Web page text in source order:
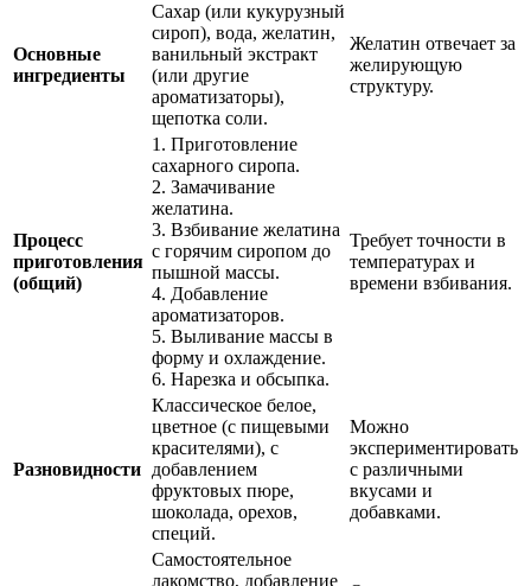
Основные
ингредиенты
Сахар (или кукурузный
сироп), вода, желатин,
ванильный экстракт
(или другие
ароматизаторы),
щепотка соли.
Желатин отвечает за
желирующую
структуру.
Процесс
приготовления
(общий)
1. Приготовление
сахарного сиропа.
2. Замачивание
желатина.
3. Взбивание желатина
с горячим сиропом до
пышной массы.
4. Добавление
ароматизаторов.
5. Выливание массы в
форму и охлаждение.
6. Нарезка и обсыпка.
Требует точности в
температурах и
времени взбивания.
Разновидности
Классическое белое,
цветное (с пищевыми
красителями), с
добавлением
фруктовых пюре,
шоколада, орехов,
специй.
Можно
экспериментировать
с различными
вкусами и
добавками.
Самостоятельное
лакомство, добавление